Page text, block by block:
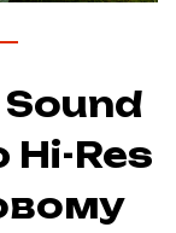
Hi-Res